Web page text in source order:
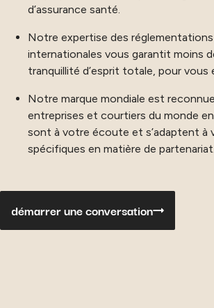
d’assurance santé.
Notre expertise des
internationales vous garantit moins
tranquillité d’esprit totale, pour vous
Notre marque mondiale est
entreprises et courtiers du monde
sont à votre écoute et s’adaptent à
spécifiques en matière de partenariat.
démarrer une conversation